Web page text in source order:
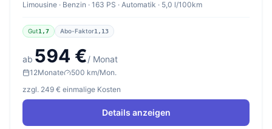
Limousine · Benzin · 163 PS · Automatik · 5,0 l/100km
Gut1,7 Abo-Faktor1,13
ab 594 €/ Monat
12Monate
500 km/Mon.
zzgl. 249 € einmalige Kosten
Details anzeigen